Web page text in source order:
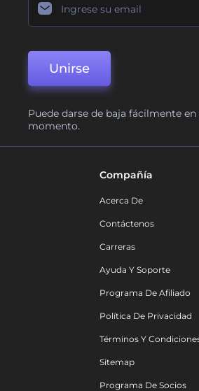
Unirse
Puede darse de baja fácilmente
momento.
Compañía
Acerca De
Contáctenos
Carreras
Ayuda Y Soporte
Programa De Afiliado
Política De Privacidad
Términos Y
Sitemap
Programa De Socios